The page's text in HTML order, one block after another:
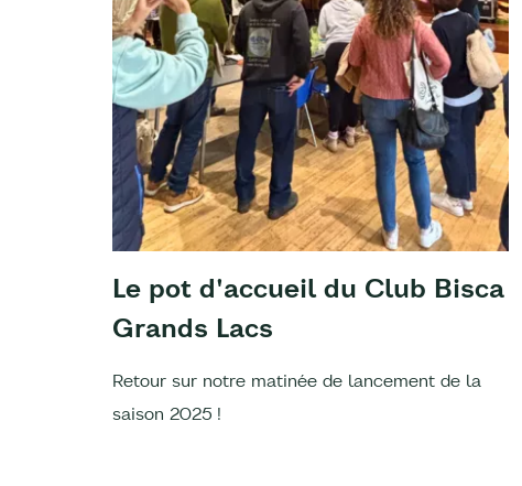
Le pot d'accueil du Club Bisca
Grands Lacs
Retour sur notre matinée de lancement de la
saison 2025 !